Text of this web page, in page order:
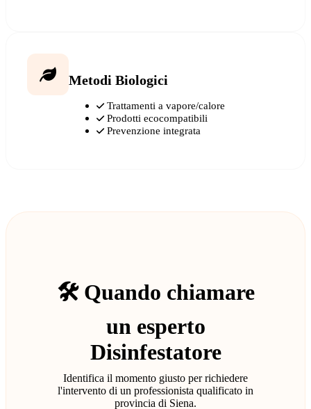
Metodi Biologici
Trattamenti a vapore/calore
Prodotti ecocompatibili
Prevenzione integrata
🛠️ Quando chiamare
un esperto
Disinfestatore
Identifica il momento giusto per richiedere
l'intervento di un professionista qualificato in
provincia di Siena.